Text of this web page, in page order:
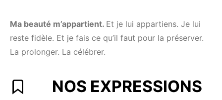
Ma beauté m’appartient. Et je lui appartiens. Je lui
reste fidèle. Et je fais ce qu’il faut pour la préserver.
La prolonger. La célébrer.
NOS EXPRESSIONS